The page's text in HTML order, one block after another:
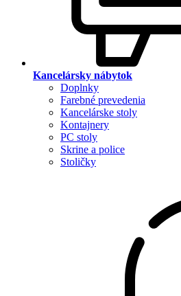
Kancelársky nábytok
Doplnky
Farebné prevedenia
Kancelárske stoly
Kontajnery
PC stoly
Skrine a police
Stoličky